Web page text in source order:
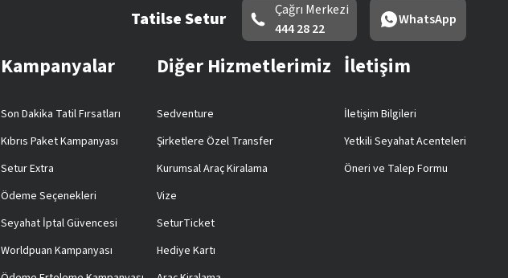
Tatilse Setur
Çağrı Merkezi
444 28 22
WhatsApp
Kampanyalar
Son Dakika Tatil Fırsatları
Kıbrıs Paket Kampanyası
Setur Extra
Ödeme Seçenekleri
Seyahat İptal Güvencesi
Worldpuan Kampanyası
Diğer Hizmetlerimiz
Sedventure
Şirketlere Özel Transfer
Kurumsal Araç Kiralama
Vize
SeturTicket
Hediye Kartı
İletişim
İletişim Bilgileri
Yetkili Seyahat Acenteleri
Öneri ve Talep Formu